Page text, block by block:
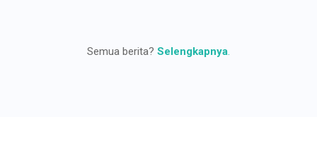
Semua berita? Selengkapnya